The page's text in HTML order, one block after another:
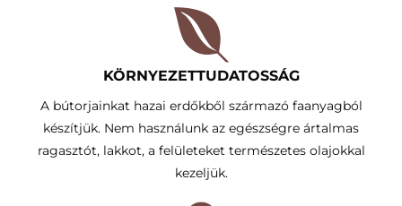
KÖRNYEZETTUDATOSSÁG​
A bútorjainkat hazai erdőkből származó faanyagból
készítjük. Nem használunk az egészségre ártalmas
ragasztót, lakkot, a felületeket természetes olajokkal
kezeljük.